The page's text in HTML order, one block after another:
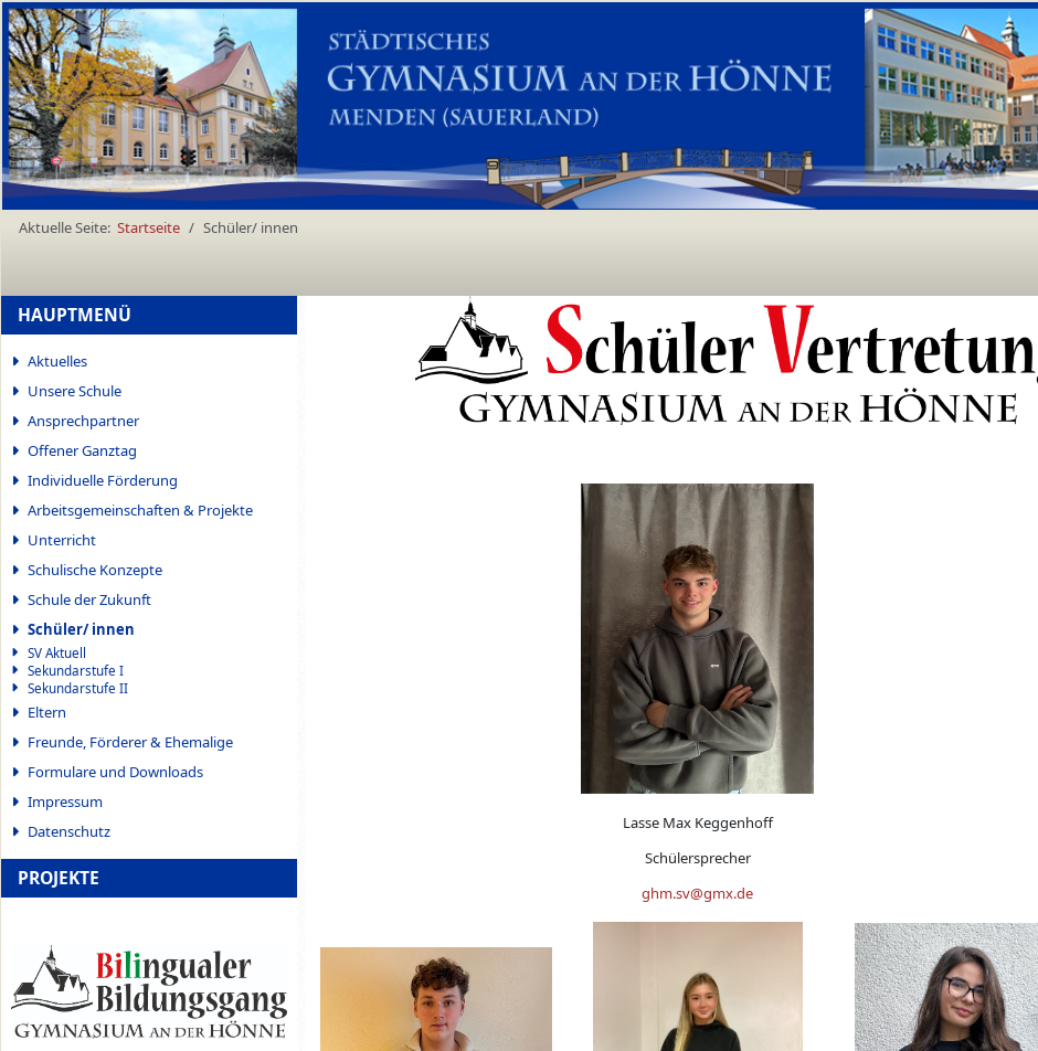
Aktuelle Seite: Startseite Schüler/ innen
HAUPTMENÜ
Aktuelles
Unsere Schule
Ansprechpartner
Offener Ganztag
Individuelle Förderung
Arbeitsgemeinschaften & Projekte
Unterricht
Schulische Konzepte
Schule der Zukunft
Schüler/ innen
SV Aktuell
Sekundarstufe I
Sekundarstufe II
Eltern
Freunde, Förderer & Ehemalige
Formulare und Downloads
Impressum
Datenschutz
PROJEKTE
Lasse Max Keggenhoff
Schülersprecher
ghm.sv@gmx.de